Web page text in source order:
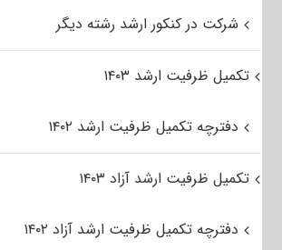
شرکت در کنکور ارشد رشته دیگر
تکمیل ظرفیت ارشد ۱۴۰۳
دفترچه تکمیل ظرفیت ارشد ۱۴۰۲
تکمیل ظرفیت ارشد آزاد ۱۴۰۳
دفترچه تکمیل ظرفیت ارشد آزاد ۱۴۰۲